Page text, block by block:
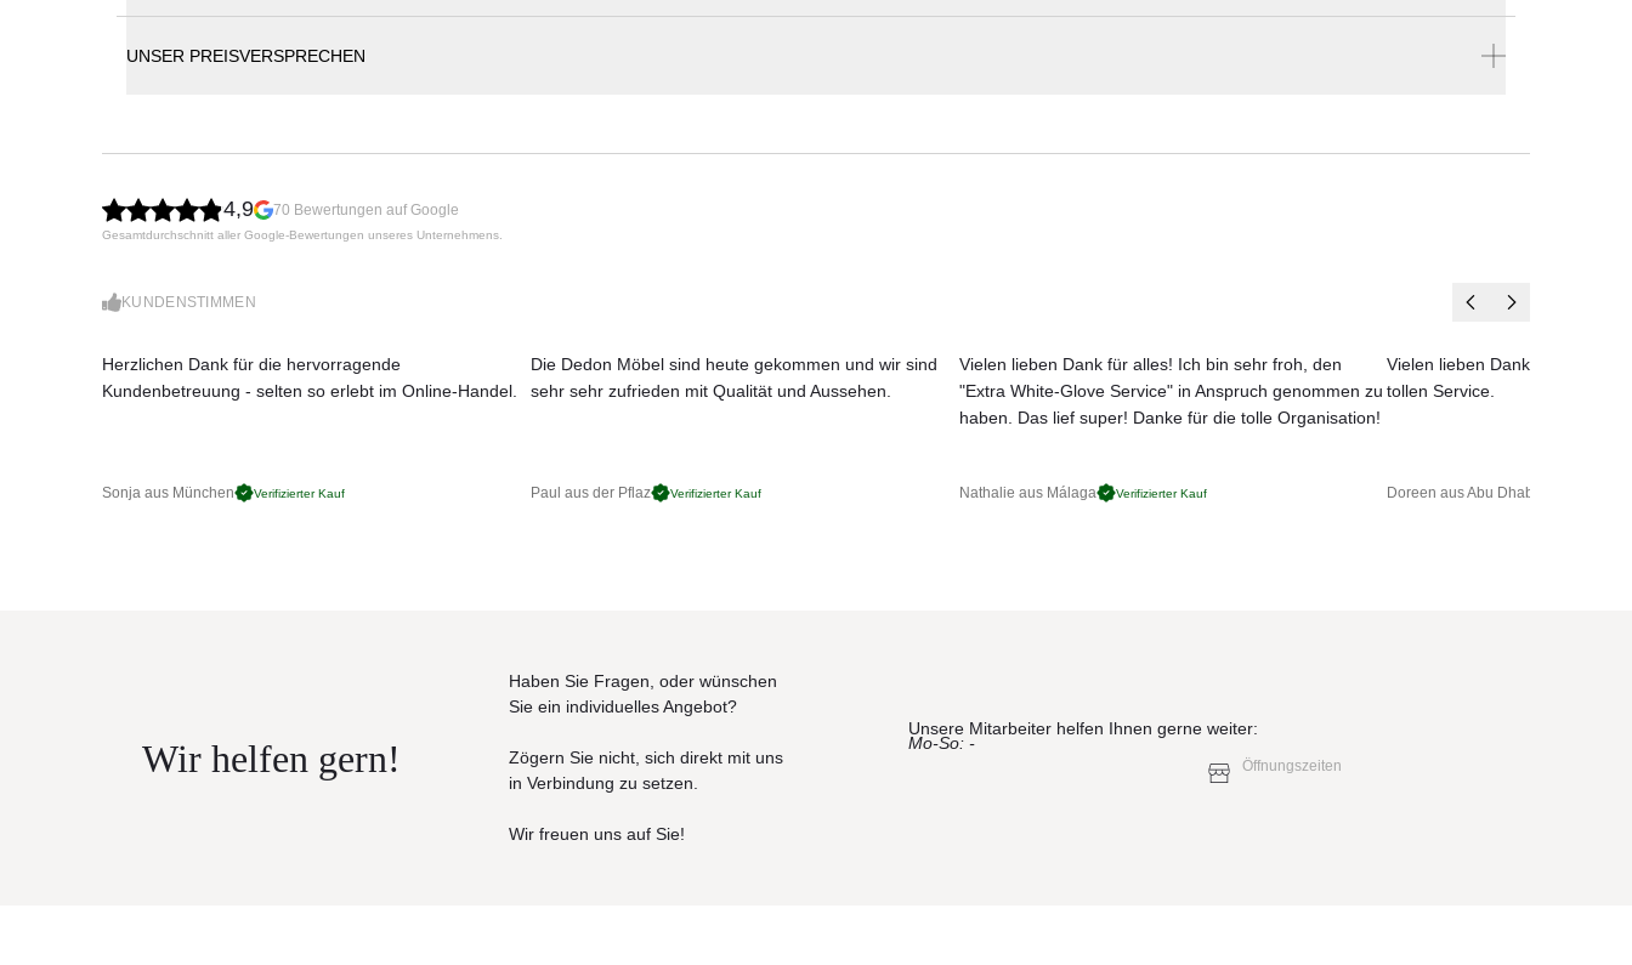
Grazile, weich gerundete Formensprache
Gewicht: 13 kg
JETZT MUSTER BESTELLEN
UNSER PREISVERSPRECHEN
4,9 70 Bewertungen auf Google
Gesamtdurchschnitt aller Google-Bewertungen unseres Unternehmens.
KUNDENSTIMMEN
Herzlichen Dank für die hervorragende
Kundenbetreuung - selten so erlebt im Online-Handel.
Sonja aus München Verifizierter Kauf
Die Dedon Möbel sind heute gekommen und wir sind
sehr sehr zufrieden mit Qualität und Aussehen.
Paul aus der Pflaz Verifizierter Kauf
Vielen lieben Dank für alles! Ich bin sehr froh, den
"Extra White-Glove Service" in Anspruch genommen zu
haben. Das lief super! Danke für die tolle Organisation!
Nathalie aus Málaga Verifizierter Kauf
Vielen lieben Dank für das
tollen Service.
Doreen aus Abu Dhabi
Wir helfen gern!
Haben Sie Fragen, oder wünschen
Sie ein individuelles Angebot?
Zögern Sie nicht, sich direkt mit uns
in Verbindung zu setzen.
Wir freuen uns auf Sie!
Unsere Mitarbeiter helfen Ihnen gerne weiter:
Mo-So: -
Öffnungszeiten